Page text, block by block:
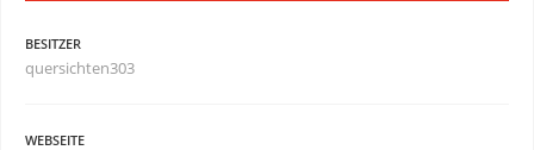
BESITZER
quersichten303
WEBSEITE